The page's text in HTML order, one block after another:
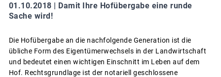
01.10.2018 | Damit Ihre Hofübergabe eine runde
Sache wird!
Die Hofübergabe an die nachfolgende Generation ist die
übliche Form des Eigentümerwechsels in der Landwirtschaft
und bedeutet einen wichtigen Einschnitt im Leben auf dem
Hof. Rechtsgrundlage ist der notariell geschlossene